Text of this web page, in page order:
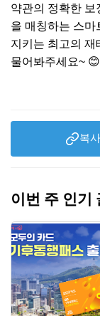
약관의 정확한 보
을 매칭하는 스마
지키는 최고의 재
물어봐주세요~ 😊
복사
이번 주 인기